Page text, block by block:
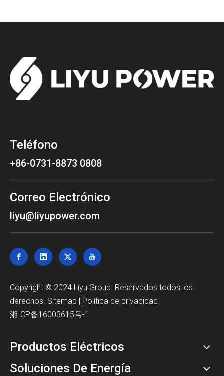
Teléfono
+86-0731-8873 0808
Correo Electrónico
liyu@liyupower.com
Copyright © 2024 Liyu Group. Reservados todos los
derechos. Sitemap | Política de privacidad
湘ICP备16003615号-1
Productos Eléctricos
Soluciones De Energía